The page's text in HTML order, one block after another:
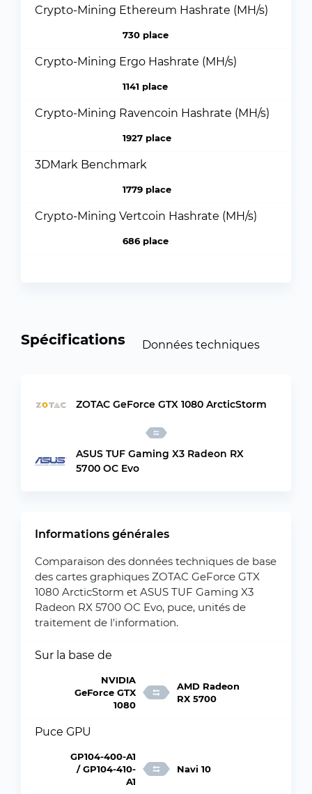
Crypto-Mining Ethereum Hashrate (MH/s)
730 place
Crypto-Mining Ergo Hashrate (MH/s)
1141 place
Crypto-Mining Ravencoin Hashrate (MH/s)
1927 place
3DMark Benchmark
1779 place
Crypto-Mining Vertcoin Hashrate (MH/s)
686 place
Spécifications Données techniques
ZOTAC GeForce GTX 1080 ArcticStorm
ASUS TUF Gaming X3 Radeon RX
5700 OC Evo
Informations générales
Comparaison des données techniques de base
des cartes graphiques ZOTAC GeForce GTX
1080 ArcticStorm et ASUS TUF Gaming X3
Radeon RX 5700 OC Evo, puce, unités de
traitement de l'information.
Sur la base de
NVIDIA
GeForce GTX
1080
AMD Radeon
RX 5700
Puce GPU
GP104-400-A1
/ GP104-410-
A1
Navi 10